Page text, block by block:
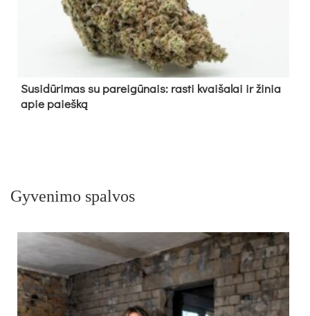
Su­si­dū­ri­mas su pa­rei­gū­nais: ras­ti kvai­ša­lai ir ži­nia
apie paieš­ką
Gyvenimo spalvos